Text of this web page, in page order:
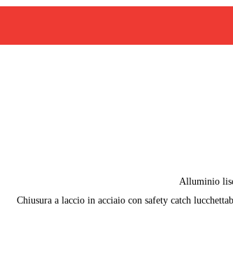
Alluminio
Chiusura a laccio in acciaio con safety catch